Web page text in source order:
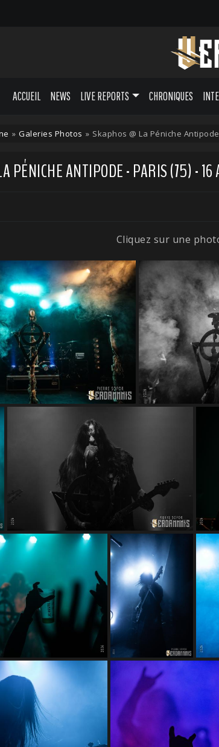
ACCUEIL NEWS LIVE REPORTS CHRONIQUES
» Galeries Photos » Skaphos @ La Péniche
PÉNICHE ANTIPODE - PARIS (75) -
Cliquez sur une